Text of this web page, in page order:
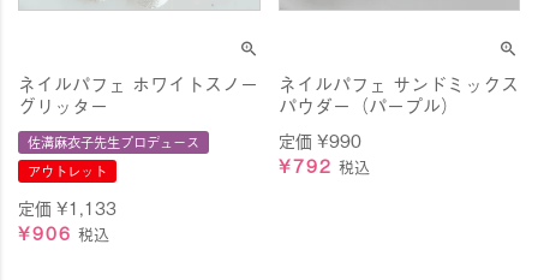
ネイルパフェ ホワイトスノー
グリッター
佐溝麻衣子先生プロデュース
アウトレット
定価¥1,133
¥906 税込
ネイルパフェ サンドミックス
パウダー（パープル）
定価 ¥990
¥792 税込